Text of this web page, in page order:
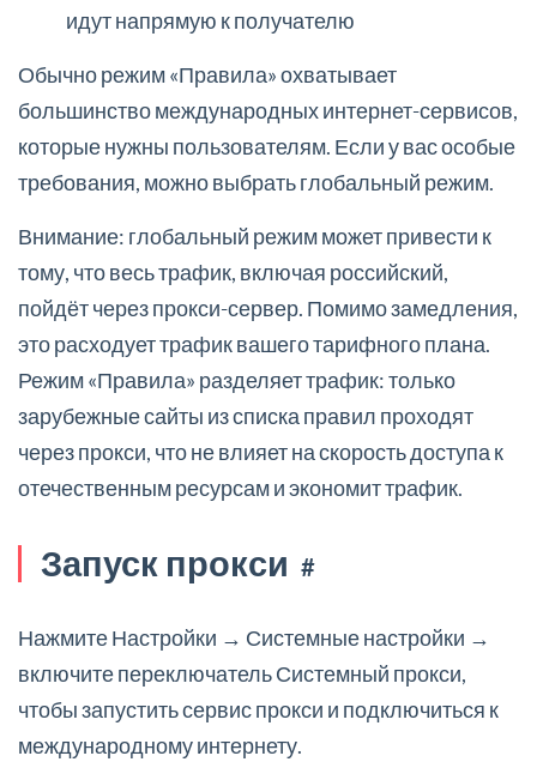
идут напрямую к получателю
Обычно режим «Правила» охватывает
большинство международных интернет-сервисов,
которые нужны пользователям. Если у вас особые
требования, можно выбрать глобальный режим.
Внимание: глобальный режим может привести к
тому, что весь трафик, включая российский,
пойдёт через прокси-сервер. Помимо замедления,
это расходует трафик вашего тарифного плана.
Режим «Правила» разделяет трафик: только
зарубежные сайты из списка правил проходят
через прокси, что не влияет на скорость доступа к
отечественным ресурсам и экономит трафик.
Запуск прокси #
Нажмите Настройки → Системные настройки →
включите переключатель Системный прокси,
чтобы запустить сервис прокси и подключиться к
международному интернету.